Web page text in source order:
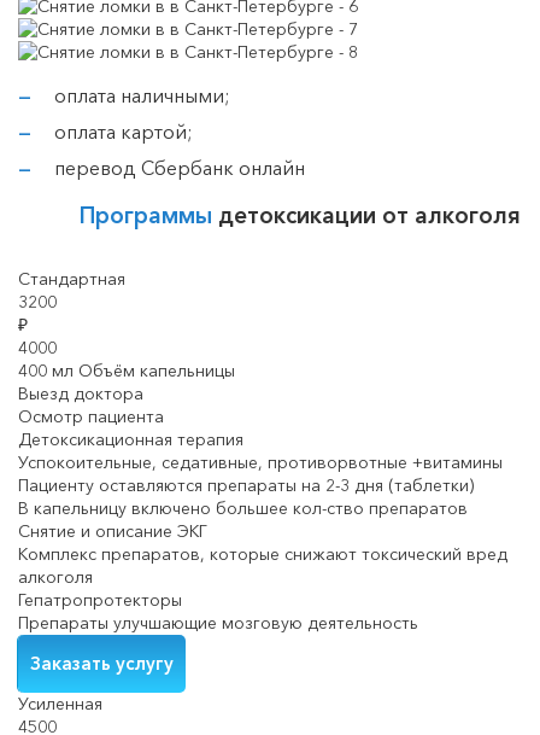
оплата наличными;
оплата картой;
перевод Сбербанк онлайн
Программы детоксикации от алкоголя
Стандартная
3200
₽
4000
400 мл Объём капельницы
Выезд доктора
Осмотр пациента
Детоксикационная терапия
Успокоительные, седативные, противорвотные +витамины
Пациенту оставляются препараты на 2-3 дня (таблетки)
В капельницу включено большее кол-ство препаратов
Снятие и описание ЭКГ
Комплекс препаратов, которые снижают токсический вред
алкоголя
Гепатропротекторы
Препараты улучшающие мозговую деятельность
Заказать услугу
Усиленная
4500